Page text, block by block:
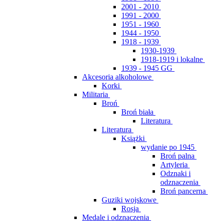
2001 - 2010
1991 - 2000
1951 - 1960
1944 - 1950
1918 - 1939
1930-1939
1918-1919 i lokalne
1939 - 1945 GG
Akcesoria alkoholowe
Korki
Militaria
Broń
Broń biała
Literatura
Literatura
Książki
wydanie po 1945
Broń palna
Artyleria
Odznaki i
odznaczenia
Broń pancerna
Guziki wojskowe
Rosja
Medale i odznaczenia